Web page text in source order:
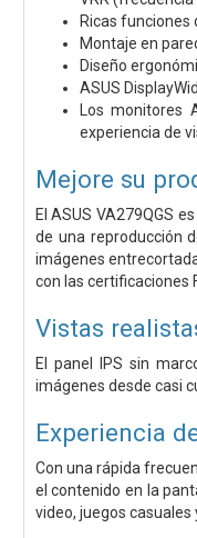
Ricas funciones
Montaje en
Diseño
ASUS
Los monitores
experiencia de
Mejore su
El ASUS VA279QGS
de una reproducción
imágenes
con las certificaciones
Vistas
El panel IPS sin
imágenes desde casi
Experiencia
Con una rápida
el contenido en la
video, juegos